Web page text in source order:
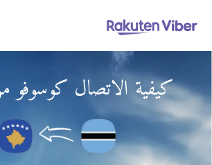
كيفية الاتصال كوسوفو